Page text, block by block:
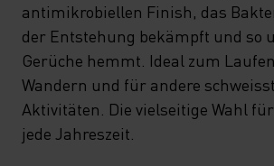
antimikrobiellen Finish, das
der Entstehung bekämpft und so
Gerüche hemmt. Ideal zum
Wandern und für andere
Aktivitäten. Die vielseitige Wahl
jede Jahreszeit.